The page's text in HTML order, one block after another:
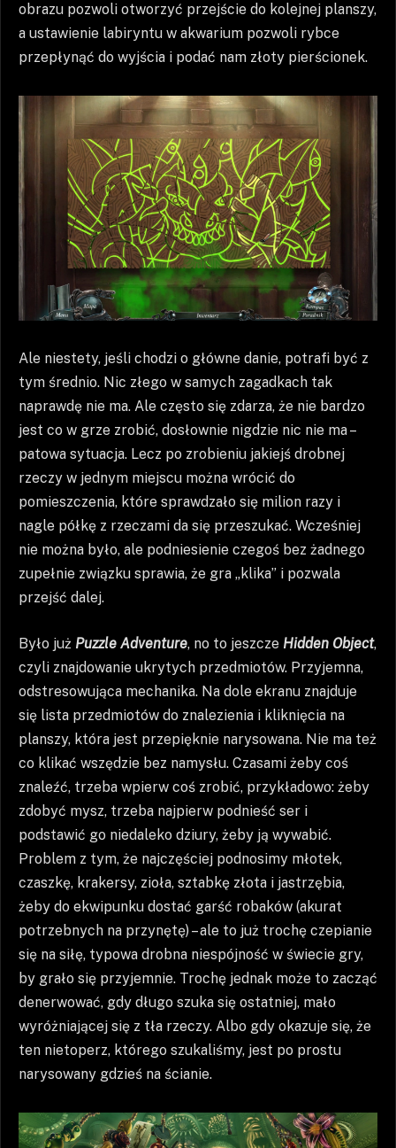
obrazu pozwoli otworzyć przejście do kolejnej planszy,
a ustawienie labiryntu w akwarium pozwoli rybce
przepłynąć do wyjścia i podać nam złoty pierścionek.
Ale niestety, jeśli chodzi o główne danie, potrafi być z
tym średnio. Nic złego w samych zagadkach tak
naprawdę nie ma. Ale często się zdarza, że nie bardzo
jest co w grze zrobić, dosłownie nigdzie nic nie ma –
patowa sytuacja. Lecz po zrobieniu jakiejś drobnej
rzeczy w jednym miejscu można wrócić do
pomieszczenia, które sprawdzało się milion razy i
nagle półkę z rzeczami da się przeszukać. Wcześniej
nie można było, ale podniesienie czegoś bez żadnego
zupełnie związku sprawia, że gra „klika” i pozwala
przejść dalej.
Było już Puzzle Adventure, no to jeszcze Hidden Object,
czyli znajdowanie ukrytych przedmiotów. Przyjemna,
odstresowująca mechanika. Na dole ekranu znajduje
się lista przedmiotów do znalezienia i kliknięcia na
planszy, która jest przepięknie narysowana. Nie ma też
co klikać wszędzie bez namysłu. Czasami żeby coś
znaleźć, trzeba wpierw coś zrobić, przykładowo: żeby
zdobyć mysz, trzeba najpierw podnieść ser i
podstawić go niedaleko dziury, żeby ją wywabić.
Problem z tym, że najczęściej podnosimy młotek,
czaszkę, krakersy, zioła, sztabkę złota i jastrzębia,
żeby do ekwipunku dostać garść robaków (akurat
potrzebnych na przynętę) – ale to już trochę czepianie
się na siłę, typowa drobna niespójność w świecie gry,
by grało się przyjemnie. Trochę jednak może to zacząć
denerwować, gdy długo szuka się ostatniej, mało
wyróżniającej się z tła rzeczy. Albo gdy okazuje się, że
ten nietoperz, którego szukaliśmy, jest po prostu
narysowany gdzieś na ścianie.